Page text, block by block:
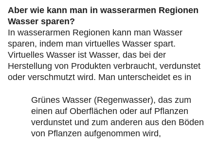
Aber wie kann man in wasserarmen Regionen
Wasser sparen?
In wasserarmen Regionen kann man Wasser
sparen, indem man virtuelles Wasser spart.
Virtuelles Wasser ist Wasser, das bei der
Herstellung von Produkten verbraucht, verdunstet
oder verschmutzt wird. Man unterscheidet es in
Grünes Wasser (Regenwasser), das zum
einen auf Oberflächen oder auf Pflanzen
verdunstet und zum anderen aus den Böden
von Pflanzen aufgenommen wird,